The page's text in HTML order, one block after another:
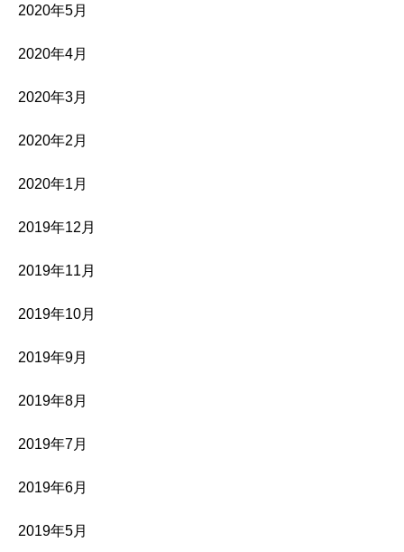
2020年5月
2020年4月
2020年3月
2020年2月
2020年1月
2019年12月
2019年11月
2019年10月
2019年9月
2019年8月
2019年7月
2019年6月
2019年5月